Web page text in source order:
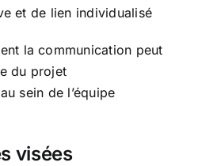
et de lien individualisé
la communication peut
du projet
sein de l’équipe
visées